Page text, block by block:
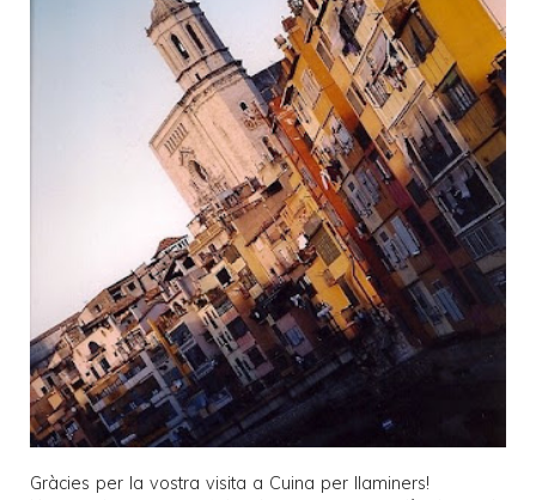
Gràcies per la vostra visita a Cuina per llaminers!